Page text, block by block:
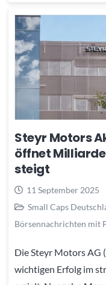
Steyr Motors
öffnet
steigt
11 September 2025
Small Caps
Börsennachrichten mit
Die Steyr Motors AG
wichtigen Erfolg im